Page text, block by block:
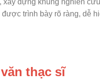
trình bày rõ ràng, dễ
thạc sĩ